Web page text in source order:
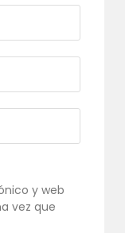
y web
vez que